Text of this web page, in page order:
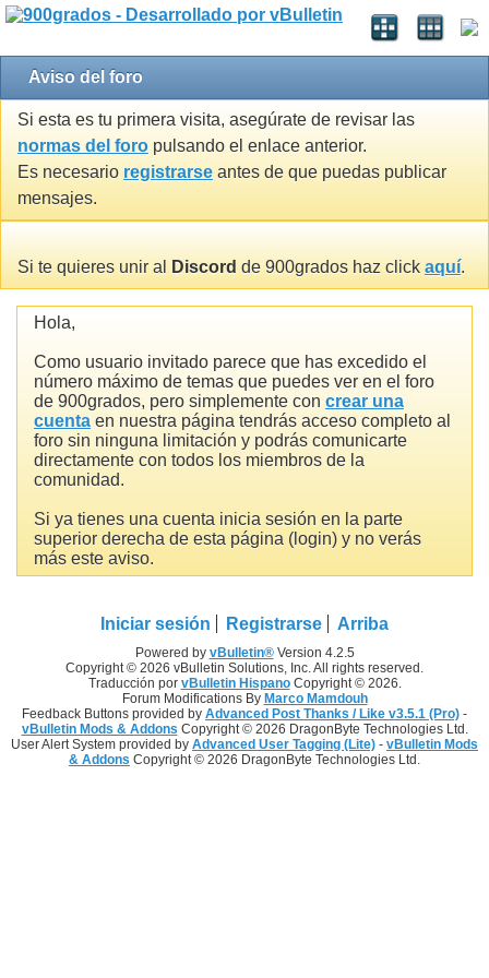
Aviso del foro
Si esta es tu primera visita, asegúrate de revisar las
normas del foro pulsando el enlace anterior.
Es necesario registrarse antes de que puedas publicar
mensajes.
Si te quieres unir al Discord de 900grados haz click aquí.
Hola,
Como usuario invitado parece que has excedido el
número máximo de temas que puedes ver en el foro
de 900grados, pero simplemente con crear una
cuenta en nuestra página tendrás acceso completo al
foro sin ninguna limitación y podrás comunicarte
directamente con todos los miembros de la
comunidad.
Si ya tienes una cuenta inicia sesión en la parte
superior derecha de esta página (login) y no verás
más este aviso.
Iniciar sesión Registrarse Arriba
Powered by vBulletin®Version 4.2.5
Copyright © 2026 vBulletin Solutions, Inc. All rights reserved.
Traducción por vBulletin HispanoCopyright © 2026.
Forum Modifications By Marco Mamdouh
Feedback Buttons provided by Advanced Post Thanks / Like v3.5.1 (Pro) -
vBulletin Mods & Addons Copyright © 2026 DragonByte Technologies Ltd.
User Alert System provided by Advanced User Tagging (Lite) - vBulletin Mods
& Addons Copyright © 2026 DragonByte Technologies Ltd.